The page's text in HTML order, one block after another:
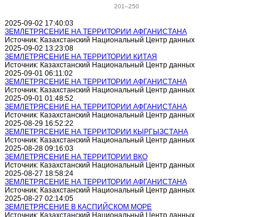
201–250
2025-09-02 17:40:03
ЗЕМЛЕТРЯСЕНИЕ НА ТЕРРИТОРИИ АФГАНИСТАНА
Источник: Казахстанский Национальный Центр данных
2025-09-02 13:23:08
ЗЕМЛЕТРЯСЕНИЕ НА ТЕРРИТОРИИ КИТАЯ
Источник: Казахстанский Национальный Центр данных
2025-09-01 06:11:02
ЗЕМЛЕТРЯСЕНИЕ НА ТЕРРИТОРИИ АФГАНИСТАНА
Источник: Казахстанский Национальный Центр данных
2025-09-01 01:48:52
ЗЕМЛЕТРЯСЕНИЕ НА ТЕРРИТОРИИ АФГАНИСТАНА
Источник: Казахстанский Национальный Центр данных
2025-08-29 16:52:22
ЗЕМЛЕТРЯСЕНИЕ НА ТЕРРИТОРИИ КЫРГЫЗСТАНА
Источник: Казахстанский Национальный Центр данных
2025-08-28 09:16:03
ЗЕМЛЕТРЯСЕНИЕ НА ТЕРРИТОРИИ ВКО
Источник: Казахстанский Национальный Центр данных
2025-08-27 18:58:24
ЗЕМЛЕТРЯСЕНИЕ НА ТЕРРИТОРИИ АФГАНИСТАНА
Источник: Казахстанский Национальный Центр данных
2025-08-27 02:14:05
ЗЕМЛЕТРЯСЕНИЕ В КАСПИЙСКОМ МОРЕ
Источник: Казахстанский Национальный Центр данных